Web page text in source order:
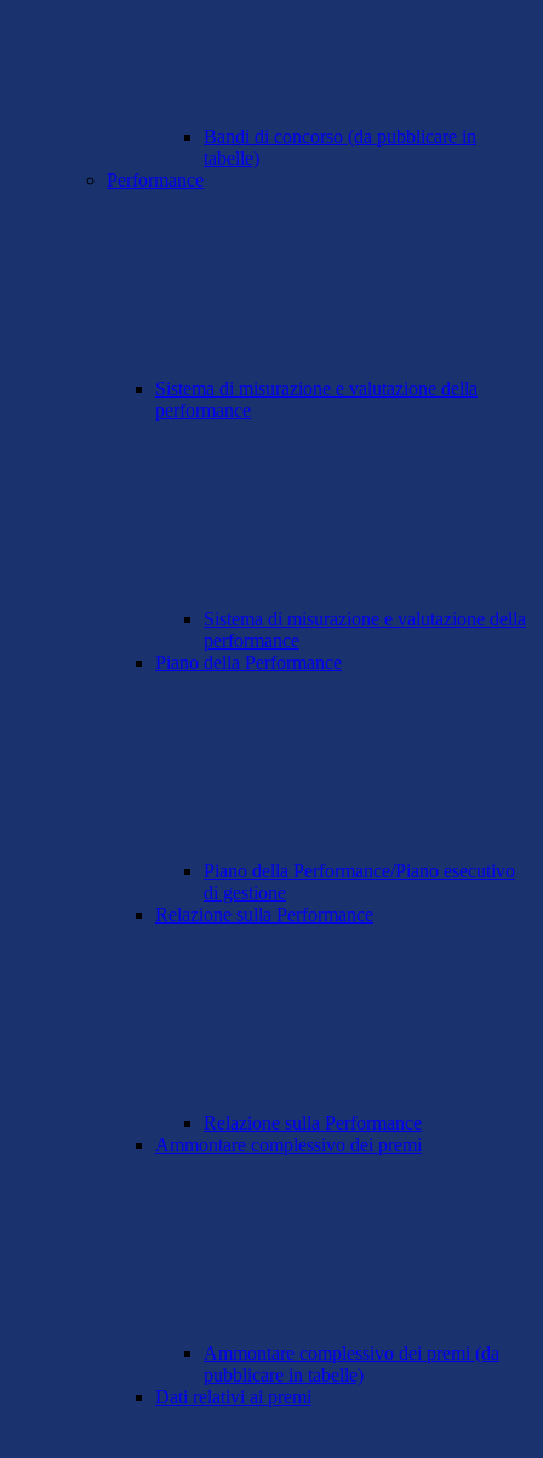
Bandi di concorso (da pubblicare in
tabelle)
Performance
Sistema di misurazione e valutazione della
performance
Sistema di misurazione e valutazione della
performance
Piano della Performance
Piano della Performance/Piano esecutivo
di gestione
Relazione sulla Performance
Relazione sulla Performance
Ammontare complessivo dei premi
Ammontare complessivo dei premi (da
pubblicare in tabelle)
Dati relativi ai premi